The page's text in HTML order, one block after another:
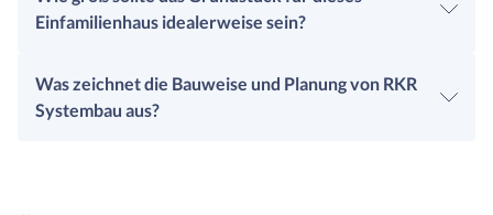
Einfamilienhaus idealerweise sein?
Was zeichnet die Bauweise und Planung von RKR
Systembau aus?